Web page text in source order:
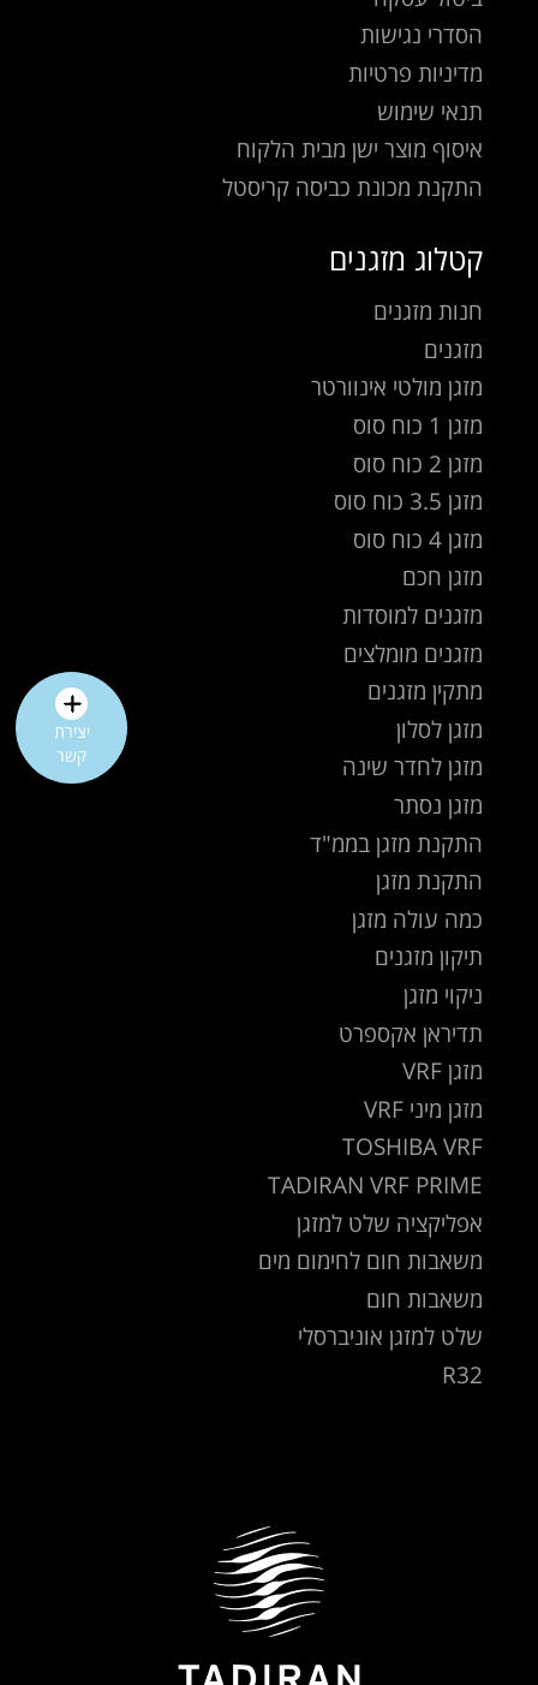
הסדרי נגישות
מדיניות פרטיות
תנאי שימוש
איסוף מוצר ישן מבית הלקוח
התקנת מכונת כביסה קריסטל
קטלוג מזגנים
חנות מזגנים
מזגנים
מזגן מולטי אינוורטר
מזגן 1 כוח סוס
מזגן 2 כוח סוס
מזגן 3.5 כוח סוס
מזגן 4 כוח סוס
מזגן חכם
מזגנים למוסדות
מזגנים מומלצים
מתקין מזגנים
מזגן לסלון
מזגן לחדר שינה
מזגן נסתר
התקנת מזגן בממ"ד
התקנת מזגן
כמה עולה מזגן
תיקון מזגנים
ניקוי מזגן
תדיראן אקספרט
מזגן VRF
מזגן מיני VRF
TOSHIBA VRF
TADIRAN VRF PRIME
אפליקציה שלט למזגן
משאבות חום לחימום מים
משאבות חום
שלט למזגן אוניברסלי
R32
יצירת
קשר